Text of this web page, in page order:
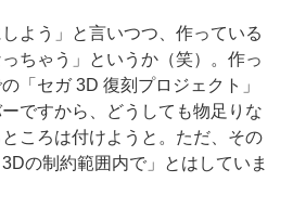
しよう」と言いつつ、作っている
ちゃう」というか（笑）。作っ
「セガ 3D 復刻プロジェクト」
ですから、どうしても物足りな
ころは付けようと。ただ、その
の制約範囲内で」とはしていま